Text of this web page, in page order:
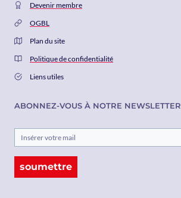
Devenir membre
OGBL
Plan du site
Politique de confidentialité
Liens utiles
ABONNEZ-VOUS À NOTRE NEWSLETTER
soumettre